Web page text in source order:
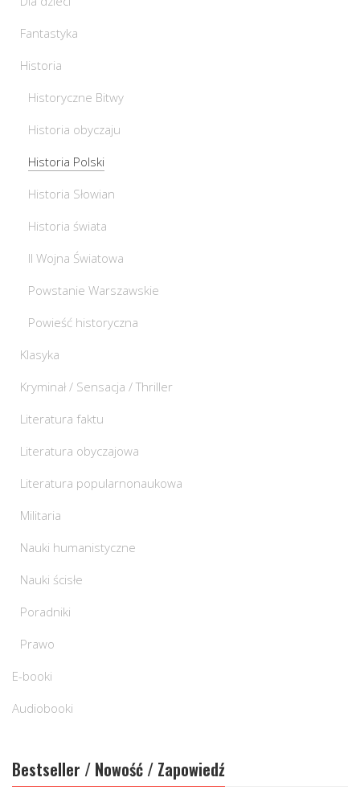
Fantastyka
Historia
Historyczne Bitwy
Historia obyczaju
Historia Polski
Historia Słowian
Historia świata
II Wojna Światowa
Powstanie Warszawskie
Powieść historyczna
Klasyka
Kryminał / Sensacja / Thriller
Literatura faktu
Literatura obyczajowa
Literatura popularnonaukowa
Militaria
Nauki humanistyczne
Nauki ścisłe
Poradniki
Prawo
E-booki
Audiobooki
Bestseller / Nowość / Zapowiedź